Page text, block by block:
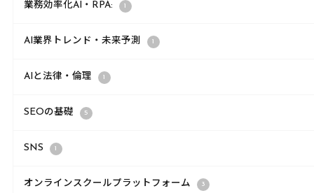
業務効率化AI・RPA: 1
AI業界トレンド・未来予測 1
AIと法律・倫理 1
SEOの基礎 5
SNS 1
オンラインスクールプラットフォーム 3